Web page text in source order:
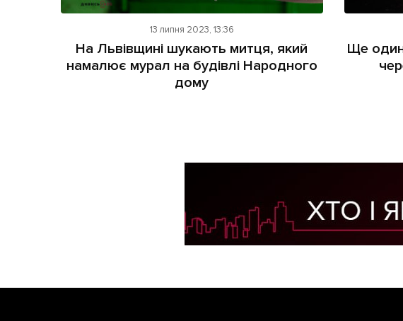
13 липня 2023, 13:36
На Львівщині шукають митця, який
намалює мурал на будівлі Народного
дому
Ще один